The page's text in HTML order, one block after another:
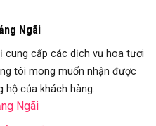
Ngãi
cấp các dịch vụ hoa tươi
tôi mong muốn nhận được
hộ của khách hàng.
Ngãi